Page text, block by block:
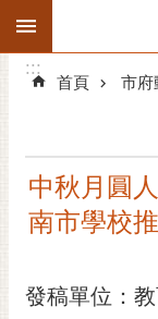
跳到主要內容區塊
搜
階
精彩府城
市府團隊
:::
:::
首頁 市府
中秋月圓
南市學校
發稿單位：